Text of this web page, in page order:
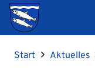
Start Aktuelles